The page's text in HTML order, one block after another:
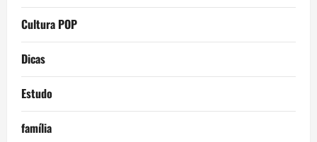
Cultura POP
Dicas
Estudo
família